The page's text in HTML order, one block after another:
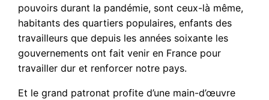
pouvoirs durant la pandémie, sont ceux-là même,
habitants des quartiers populaires, enfants des
travailleurs que depuis les années soixante les
gouvernements ont fait venir en France pour
travailler dur et renforcer notre pays.
Et le grand patronat profite d’une main-d’œuvre